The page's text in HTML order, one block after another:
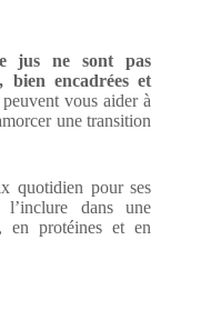
jus ne sont pas
bien encadrées et
vous aider à
une transition
quotidien pour ses
dans une
en protéines et en